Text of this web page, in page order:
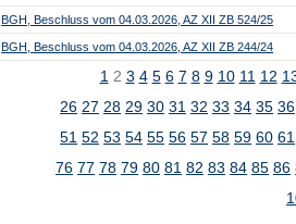
BGH, Beschluss vom 04.03.2026, AZ XII ZB 524/25
BGH, Beschluss vom 04.03.2026, AZ XII ZB 244/24
1 2 3 4 5 6 7 8 9 10 11 12
26 27 28 29 30 31 32 33 34 35 36
51 52 53 54 55 56 57 58 59 60 61
76 77 78 79 80 81 82 83 84 85 86